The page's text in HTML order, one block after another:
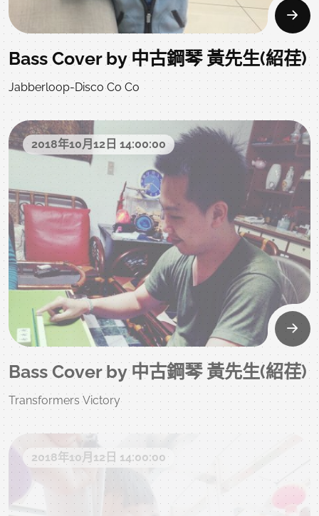
Bass Cover by 中古鋼琴 黃先生(紹荏)
Jabberloop-Disco Co Co
2018年10月12日 14:00:00
Bass Cover by 中古鋼琴 黃先生(紹荏)
Transformers Victory
2018年10月12日 14:00:00